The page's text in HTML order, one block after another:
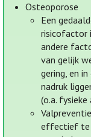
Osteoporose
Een
risicofactor
andere
van gelijk
gering, en
nadruk
(o.a.
effectief te